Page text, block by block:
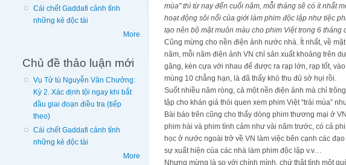
Cái chết Gaddafi cảnh tỉnh
những kẻ độc tài
More
Chủ đề thảo luận mới
Vụ Tử tù Nguyễn Văn Chưởng:
Kỳ 2. Xác định tội ngay khi bắt
đầu giai đoạn điều tra (tiếp
theo)
Cái chết Gaddafi cảnh tỉnh
những kẻ độc tài
More
mùa" thì từ nay đến cuối năm, mỗi tháng sẽ có ít nhất
hoạt động sôi nổi của giới làm phim độc lập như tiệc
tạo nên bộ mặt muôn màu cho phim Việt trong 6 tháng
Cũng mừng cho nền điện ảnh nước nhà. Ít nhất, về
năm, mỗi năm điện ảnh VN chỉ sản xuất khoảng trên
găng, kèn cựa với nhau để được ra rạp lớn, rạp tốt,
mùng 10 chẳng hạn, là đã thấy khó thu đủ sở hụi rồi.
Suốt nhiều năm ròng, cả một nền điện ảnh mà chỉ
tập cho khán giả thói quen xem phim Việt “trái mùa”
Bài báo trên cũng cho thấy dòng phim thương mại ở
phim hài và phim tình cảm như vài năm trước, có cả
học ở nước ngoài trở về VN làm việc bên cạnh các
sự xuất hiện của các nhà làm phim độc lập v.v…
Nhưng mừng là so với chính mình, chứ thật tình một